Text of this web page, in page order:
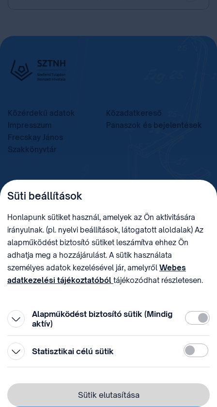
Közérdekű adatok
Közadatkereső
Impresszum
Panaszok és bejelentések
Frecskay János
Szakkönyvtár
TELEFON
+36 (1) 312 4400
sztnh@hipo.gov.hu 15311746-2-42
CÍM
1081 Budapest II. János
Pál pápa tér 7.
HIVATAL RÖVID NEVE
SZTNHOPS, KRID:
174434905
KÖZÖSSÉGI MÉDIA
⁣ ⁣
Webes adatkezelési tájékoztató
Süti beállítások
Honlapunk sütiket használ, amelyek az Ön aktivitására
irányulnak. (pl. nyelvi beállítások, látogatott aloldalak) Az
alapműködést biztosító sütiket leszámítva ehhez Ön
adhatja meg a hozzájárulást. A sütik használata
személyes adatok kezelésével jár, amelyről Webes
adatkezelési tájékoztatóból tájékozódhat részletesen.
Alapműködést biztosító sütik (Mindig
aktív)
Statisztikai célú sütik
Sütik elutasítása